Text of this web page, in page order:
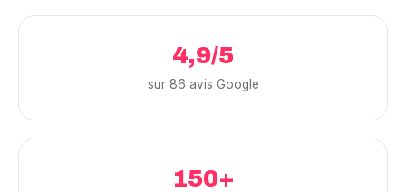
4,9/5
sur 86 avis Google
150+